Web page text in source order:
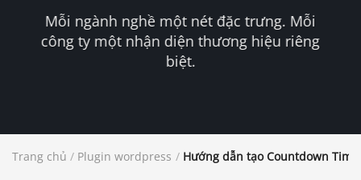
Mỗi ngành nghề một nét đặc trưng. Mỗi
công ty một nhận diện thương hiệu riêng
biệt.
Trang chủ / Plugin wordpress / Hướng dẫn tạo Countdown